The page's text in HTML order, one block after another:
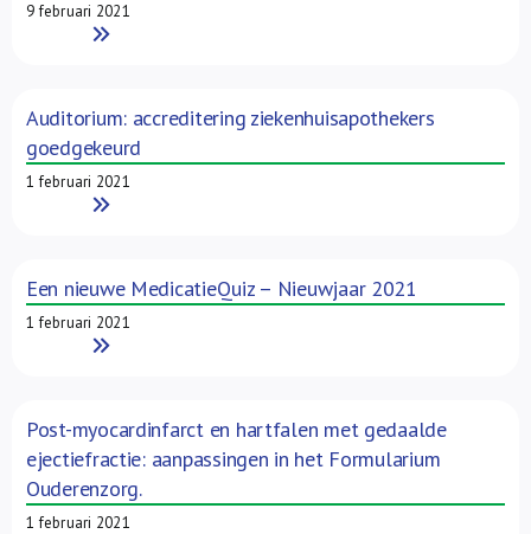
9 februari 2021
Read More
Auditorium: accreditering ziekenhuisapothekers
goedgekeurd
1 februari 2021
Read More
Een nieuwe MedicatieQuiz – Nieuwjaar 2021
1 februari 2021
Read More
Post-myocardinfarct en hartfalen met gedaalde
ejectiefractie: aanpassingen in het Formularium
Ouderenzorg.
1 februari 2021